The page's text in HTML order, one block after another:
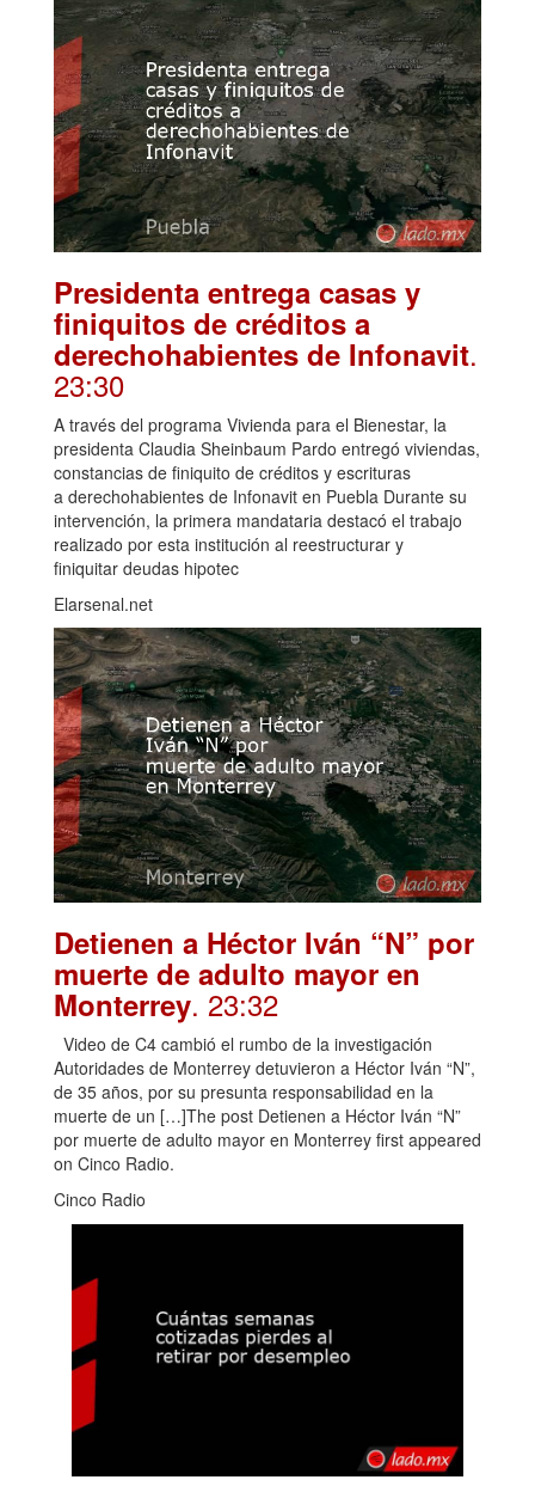
Presidenta entrega casas y
finiquitos de créditos a
derechohabientes de Infonavit.
23:30
A través del programa Vivienda para el Bienestar, la
presidenta Claudia Sheinbaum Pardo entregó viviendas,
constancias de finiquito de créditos y escrituras
a derechohabientes de Infonavit en Puebla Durante su
intervención, la primera mandataria destacó el trabajo
realizado por esta institución al reestructurar y
finiquitar deudas hipotec
Elarsenal.net
Detienen a Héctor Iván “N” por
muerte de adulto mayor en
Monterrey. 23:32
Video de C4 cambió el rumbo de la investigación
Autoridades de Monterrey detuvieron a Héctor Iván “N”,
de 35 años, por su presunta responsabilidad en la
muerte de un […]The post Detienen a Héctor Iván “N”
por muerte de adulto mayor en Monterrey first appeared
on Cinco Radio.
Cinco Radio